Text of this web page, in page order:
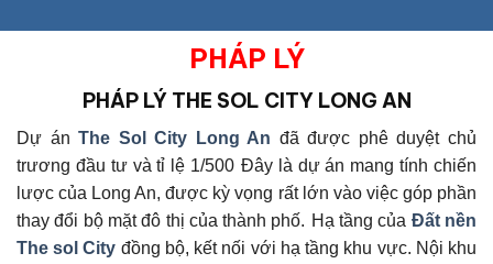
PHÁP LÝ
PHÁP LÝ THE SOL CITY LONG AN
Dự ánThe Sol City Long An đã được phê duyệt chủ
trương đầu tư và tỉ lệ 1/500 Đây là dự án mang tính chiến
lược của Long An, được kỳ vọng rất lớn vào việc góp phần
thay đổi bộ mặt đô thị của thành phố. Hạ tầng của Đất nền
The sol City đồng bộ, kết nối với hạ tầng khu vực. Nội khu